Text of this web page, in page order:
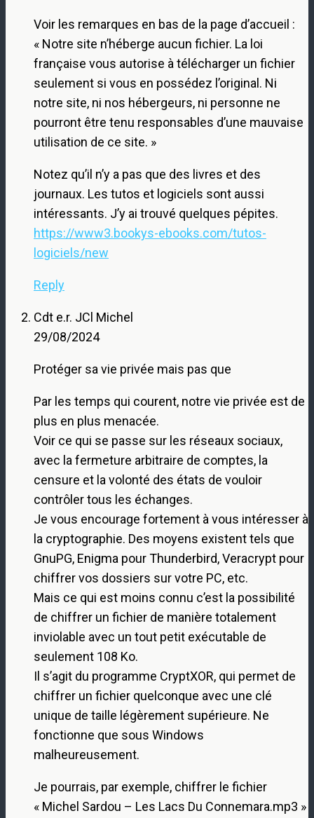
Voir les remarques en bas de la page d’accueil :
« Notre site n’héberge aucun fichier. La loi
française vous autorise à télécharger un fichier
seulement si vous en possédez l’original. Ni
notre site, ni nos hébergeurs, ni personne ne
pourront être tenu responsables d’une mauvaise
utilisation de ce site. »
Notez qu’il n’y a pas que des livres et des
journaux. Les tutos et logiciels sont aussi
intéressants. J’y ai trouvé quelques pépites.
https://www3.bookys-ebooks.com/tutos-
logiciels/new
Reply
Cdt e.r. JCl Michel
29/08/2024
Protéger sa vie privée mais pas que
Par les temps qui courent, notre vie privée est de
plus en plus menacée.
Voir ce qui se passe sur les réseaux sociaux,
avec la fermeture arbitraire de comptes, la
censure et la volonté des états de vouloir
contrôler tous les échanges.
Je vous encourage fortement à vous intéresser à
la cryptographie. Des moyens existent tels que
GnuPG, Enigma pour Thunderbird, Veracrypt pour
chiffrer vos dossiers sur votre PC, etc.
Mais ce qui est moins connu c’est la possibilité
de chiffrer un fichier de manière totalement
inviolable avec un tout petit exécutable de
seulement 108 Ko.
Il s’agit du programme CryptXOR, qui permet de
chiffrer un fichier quelconque avec une clé
unique de taille légèrement supérieure. Ne
fonctionne que sous Windows
malheureusement.
Je pourrais, par exemple, chiffrer le fichier
« Michel Sardou – Les Lacs Du Connemara.mp3 »